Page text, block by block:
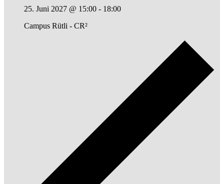
25. Juni 2027 @ 15:00 - 18:00
Campus Rütli - CR²